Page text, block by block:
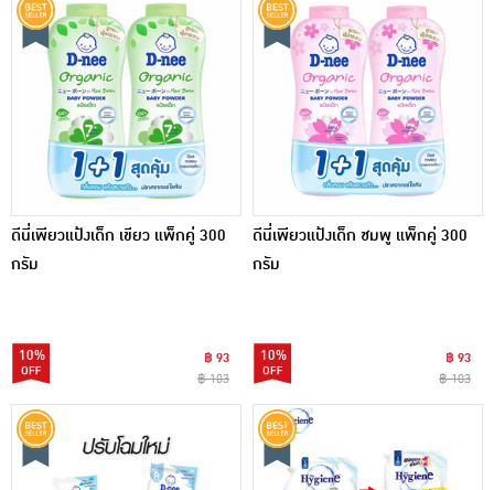
ดีนี่เพียวแป้งเด็ก เขียว แพ็กคู่ 300
กรัม
10%
฿ 93
฿ 103
ดีนี่เพียวแป้งเด็ก ชมพู แพ็กคู่ 300
กรัม
10%
฿ 93
฿ 103